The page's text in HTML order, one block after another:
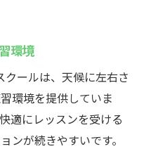
環境
クールは、天候に左右さ
環境を提供していま
適にレッスンを受ける
ンが続きやすいです。